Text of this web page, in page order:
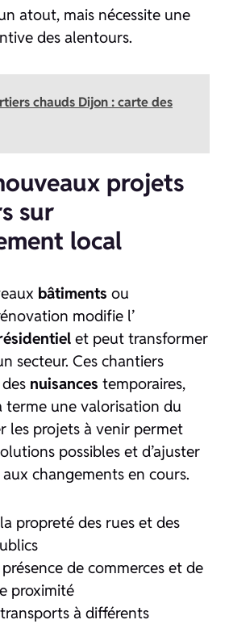
atout, mais nécessite une
des alentours.
chauds Dijon : carte des
projets
sur
local
bâtiments ou
modifie l’
et peut transformer
secteur. Ces chantiers
nuisances temporaires,
terme une valorisation du
les projets à venir permet
possibles et d’ajuster
changements en cours.
propreté des rues et des
de commerces et de
proximité
à différents